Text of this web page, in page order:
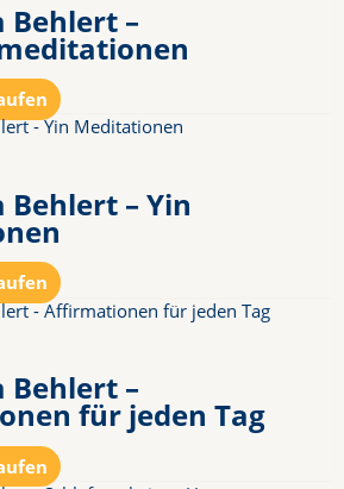
Behlert –
Behlert – Yin
Behlert –
für jeden Tag